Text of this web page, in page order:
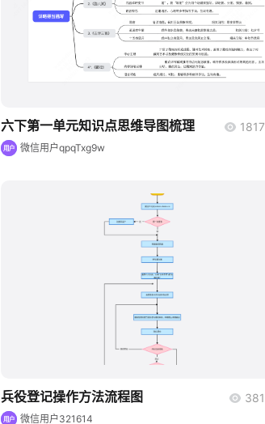
boardmix
六下第一单元知识点思维导图梳理 1817
用户 微信用户qpqTxg9w
boardmix
兵役登记操作方法流程图 381
用户 微信用户321614